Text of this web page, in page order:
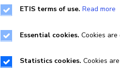
Currently
ETIS terms of use. Read more
Essential cookies. Cookies
Statistics cookies. Cookies